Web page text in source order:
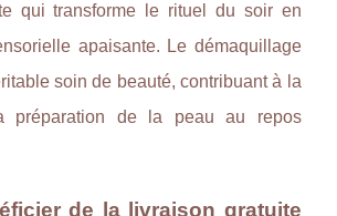
qui transforme le rituel du soir en
apaisante. Le démaquillage
soin de beauté, contribuant à la
préparation de la peau au repos
de la livraison gratuite